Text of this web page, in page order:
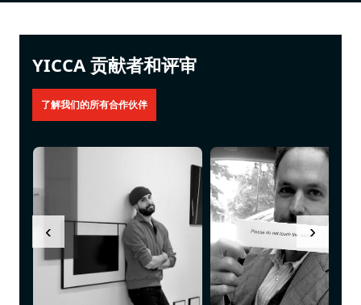
YICCA 贡献者和评审
‹ ›